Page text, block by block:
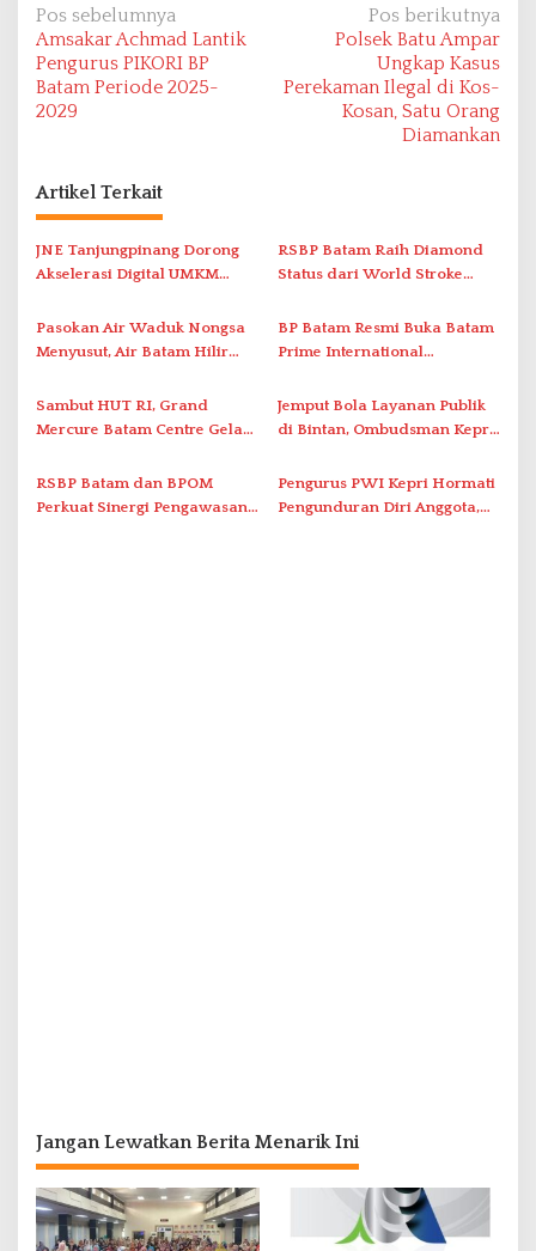
N
a
v
i
a
s
i
p
o
s
Pos sebelumnya
Amsakar Achmad Lantik
Pengurus PIKORI BP
Batam Periode 2025-
2029
Pos berikutnya
Polsek Batu Ampar
Ungkap Kasus
Perekaman Ilegal di Kos-
Kosan, Satu Orang
Diamankan
Artikel Terkait
JNE Tanjungpinang Dorong
Akselerasi Digital UMKM
2026
RSBP Batam Raih Diamond
Status dari World Stroke
Penanganan Stroke
Berstandar Internasional
Pasokan Air Waduk Nongsa
Menyusut, Air Batam Hilir
Antar-IPAM
BP Batam Resmi Buka Batam
Prime International
2026 di Stadion Temenggung
Abdul Jamal
Sambut HUT RI, Grand
Mercure Batam Centre Gelar
Nusantara’
Jemput Bola Layanan Publik
di Bintan, Ombudsman Kepri
Solar Nelayan
RSBP Batam dan BPOM
Perkuat Sinergi Pengawasan
Pengurus PWI Kepri Hormati
Pengunduran Diri Anggota,
Jangan Lewatkan Berita Menarik Ini